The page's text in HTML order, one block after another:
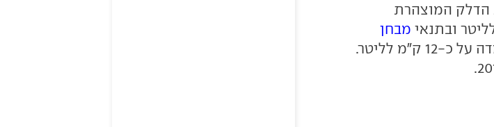
קמ"ש. צריכת הדלק המוצהרת
מבחן
הצריכה עמדה על כ-12 ק"מ לליטר.